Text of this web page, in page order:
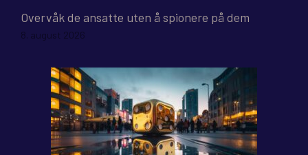
Overvåk de ansatte uten å spionere på dem
8. august 2026